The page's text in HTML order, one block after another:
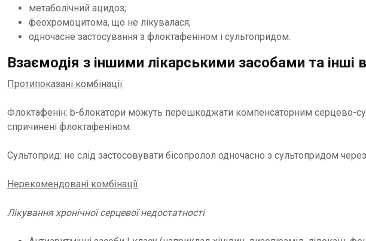
метаболічний ацидоз;
феохромоцитома, що не лікувалася;
одночасне застосування з флоктафеніном і сультопридом.
Взаємодія з іншими лікарськими засобами та інші
Протипоказані комбінації
Флоктафенін: b-блокатори можуть перешкоджати компенсаторним серцево-
спричинені флоктафеніном.
Сультоприд: не слід застосовувати бісопролол одночасно з сультопридом
Нерекомендовані комбінації
Лікування хронічної серцевої недостатності